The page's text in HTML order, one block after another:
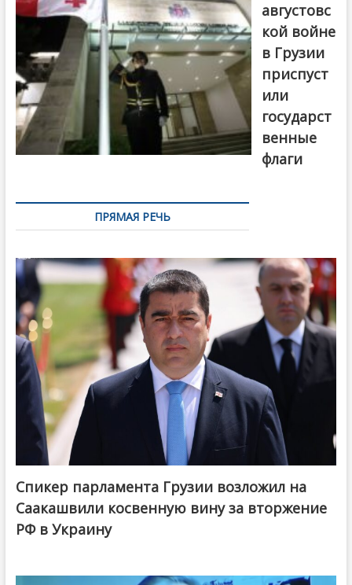
августовс
кой войне
в Грузии
приспуст
или
государст
венные
флаги
ПРЯМАЯ РЕЧЬ
Спикер парламента Грузии возложил на
Саакашвили косвенную вину за вторжение
РФ в Украину